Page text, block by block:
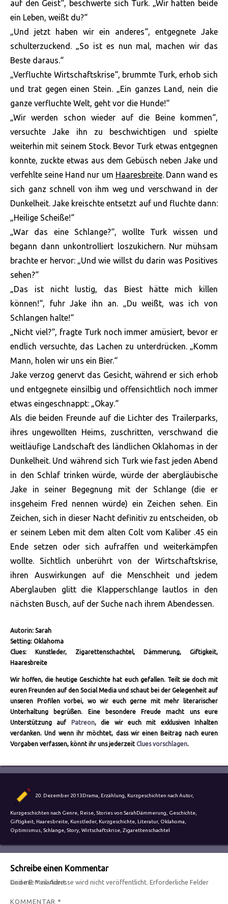
auf den Geist“, beschwerte sich Turk. „Wir hatten beide
ein Leben, weißt du?“
„Und jetzt haben wir ein anderes“, entgegnete Jake
schulterzuckend. „So ist es nun mal, machen wir das
Beste daraus.“
„Verfluchte Wirtschaftskrise“, brummte Turk, erhob sich
und trat gegen einen Stein. „Ein ganzes Land, nein die
ganze verfluchte Welt, geht vor die Hunde!“
„Wir werden schon wieder auf die Beine kommen“,
versuchte Jake ihn zu beschwichtigen und spielte
weiterhin mit seinem Stock. Bevor Turk etwas entgegnen
konnte, zuckte etwas aus dem Gebüsch neben Jake und
verfehlte seine Hand nur um Haaresbreite. Dann wand es
sich ganz schnell von ihm weg und verschwand in der
Dunkelheit. Jake kreischte entsetzt auf und fluchte dann:
„Heilige Scheiße!“
„War das eine Schlange?“, wollte Turk wissen und
begann dann unkontrolliert loszukichern. Nur mühsam
brachte er hervor: „Und wie willst du darin was Positives
sehen?“
„Das ist nicht lustig, das Biest hätte mich killen
können!“, fuhr Jake ihn an. „Du weißt, was ich von
Schlangen halte!“
„Nicht viel?“, fragte Turk noch immer amüsiert, bevor er
endlich versuchte, das Lachen zu unterdrücken. „Komm
Mann, holen wir uns ein Bier.“
Jake verzog genervt das Gesicht, während er sich erhob
und entgegnete einsilbig und offensichtlich noch immer
etwas eingeschnappt: „Okay.“
Als die beiden Freunde auf die Lichter des Trailerparks,
ihres ungewollten Heims, zuschritten, verschwand die
weitläufige Landschaft des ländlichen Oklahomas in der
Dunkelheit. Und während sich Turk wie fast jeden Abend
in den Schlaf trinken würde, würde der abergläubische
Jake in seiner Begegnung mit der Schlange (die er
insgeheim Fred nennen würde) ein Zeichen sehen. Ein
Zeichen, sich in dieser Nacht definitiv zu entscheiden, ob
er seinem Leben mit dem alten Colt vom Kaliber .45 ein
Ende setzen oder sich aufraffen und weiterkämpfen
wollte. Sichtlich unberührt von der Wirtschaftskrise,
ihren Auswirkungen auf die Menschheit und jedem
Aberglauben glitt die Klapperschlange lautlos in den
nächsten Busch, auf der Suche nach ihrem Abendessen.
Autorin: Sarah
Setting: Oklahoma
Clues: Kunstleder, Zigarettenschachtel, Dämmerung, Giftigkeit,
Haaresbreite
Wir hoffen, die heutige Geschichte hat euch gefallen. Teilt sie doch mit
euren Freunden auf den Social Media und schaut bei der Gelegenheit auf
unseren Profilen vorbei, wo wir euch gerne mit mehr literarischer
Unterhaltung begrüßen. Eine besondere Freude macht uns eure
Unterstützung auf
Patreon, die wir euch mit exklusiven Inhalten
verdanken. Und wenn ihr möchtet, dass wir einen Beitrag nach euren
Vorgaben verfassen, könnt ihr uns jederzeit Clues vorschlagen.
am
20. Dezember 2013 Drama, Erzählung, Kurzgeschichten nach Autor,
Kurzgeschichten nach Genre, Reise, Stories von SarahSchlagwörter
Dämmerung, Geschichte,
Giftigkeit, Haaresbreite, Kunstleder, Kurzgeschichte, Literatur, Oklahoma,
Optimismus, Schlange, Story, Wirtschaftskrise, Zigarettenschachtel
Schreibe einen Kommentar
Deine E-Mail-Adresse wird nicht veröffentlicht.
Erforderliche Felder sind mit*markiert
KOMMENTAR *